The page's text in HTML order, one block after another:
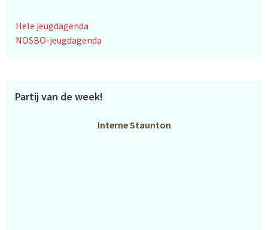
Hele jeugdagenda
NOSBO-jeugdagenda
Partij van de week!
Interne Staunton